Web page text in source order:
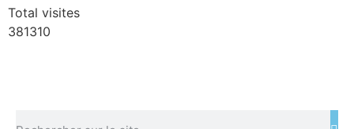
Total visites
381310